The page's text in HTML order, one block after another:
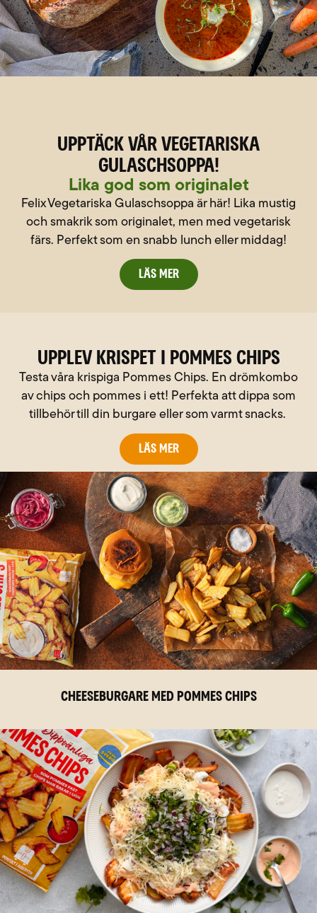
Upptäck vår Vegetariska
Gulaschsoppa!
Lika god som originalet
Felix Vegetariska Gulaschsoppa är här! Lika mustig
och smakrik som originalet, men med vegetarisk
färs. Perfekt som en snabb lunch eller middag!
Läs mer
UPPLEV KRISPET I POMMES CHIPS
Testa våra krispiga Pommes Chips. En drömkombo
av chips och pommes i ett! Perfekta att dippa som
tillbehör till din burgare eller som varmt snacks.
Läs mer
CHEESEBURGARE MED POMMES CHIPS